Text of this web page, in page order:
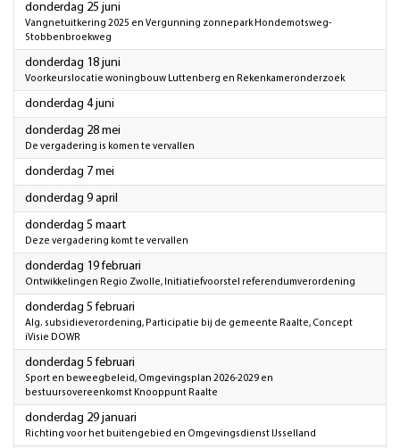
donderdag 25 juni
Vangnetuitkering 2025 en Vergunning zonnepark Hondemotsweg-
Stobbenbroekweg
donderdag 18 juni
Voorkeurslocatie woningbouw Luttenberg en Rekenkameronderzoek
donderdag 4 juni
donderdag 28 mei
De vergadering is komen te vervallen
donderdag 7 mei
donderdag 9 april
donderdag 5 maart2026
Deze vergadering komt te vervallen
donderdag 19 februari
Ontwikkelingen Regio Zwolle, Initiatiefvoorstel referendumverordening
donderdag 5 februari
Alg. subsidieverordening, Participatie bij de gemeente Raalte, Concept
iVisie DOWR
donderdag 5 februari
Sport en beweegbeleid, Omgevingsplan 2026-2029 en
bestuursovereenkomst Knooppunt Raalte
donderdag 29 januari
Richting voor het buitengebied en Omgevingsdienst IJsselland